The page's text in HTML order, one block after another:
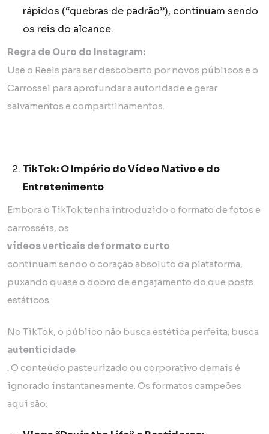
rápidos (“quebras de padrão”), continuam sendo
os reis do alcance.
Regra de Ouro do Instagram:
Use o Reels para ser descoberto por novos públicos e o
Carrossel para aprofundar a autoridade e gerar
salvamentos e compartilhamentos.
TikTok: O Império do Vídeo Nativo e do
Entretenimento
Embora o TikTok tenha introduzido o formato de fotos e
carrosséis, os
vídeos verticais de formato curto
continuam sendo o coração absoluto da plataforma,
puxando quase o dobro de engajamento do que posts
estáticos.
No TikTok, o público não busca estética perfeita; busca
autenticidade
. O conteúdo pasteurizado ou corporativo demais é
ignorado instantaneamente. Os formatos campeões
aqui são: